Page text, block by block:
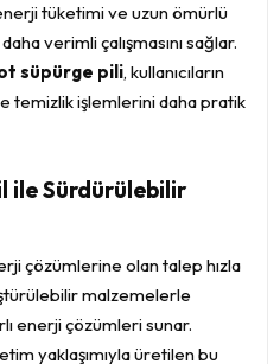
tüketimi ve uzun ömürlü
verimli çalışmasını sağlar.
süpürge pili, kullanıcıların
temizlik işlemlerini daha pratik
ile Sürdürülebilir
çözümlerine olan talep hızla
malzemelerle
enerji çözümleri sunar.
yaklaşımıyla üretilen bu